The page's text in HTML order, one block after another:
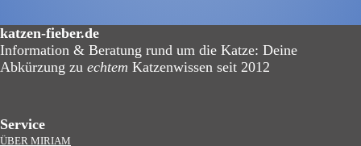
katzen-fieber.de
Information & Beratung rund um die Katze: Deine
Abkürzung zu echtem Katzenwissen seit 2012
Service
ÜBER MIRIAM